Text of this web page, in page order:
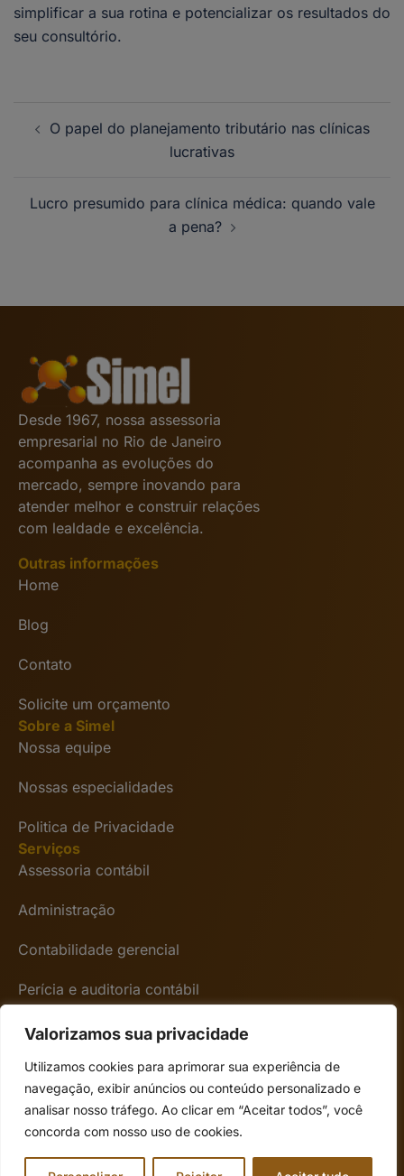
Valorizamos sua privacidade
Utilizamos cookies para aprimorar sua experiência de
navegação, exibir anúncios ou conteúdo personalizado e
analisar nosso tráfego. Ao clicar em “Aceitar todos”, você
concorda com nosso uso de cookies.
simplificar a sua rotina e potencializar os resultados do
seu consultório.
O papel do planejamento tributário nas clínicas
lucrativas
Lucro presumido para clínica médica: quando vale
a pena?
Desde 1967, nossa assessoria
empresarial no Rio de Janeiro
acompanha as evoluções do
mercado, sempre inovando para
atender melhor e construir relações
com lealdade e excelência.
Outras informações
Home
Blog
Contato
Solicite um orçamento
Sobre a Simel
Nossa equipe
Nossas especialidades
Politica de Privacidade
Serviços
Assessoria contábil
Administração
Contabilidade gerencial
Perícia e auditoria contábil
Avenida Presidente Vargas 3131 6º andar – Rio
Seg a Sex das 08:00 às 18:00
(21) 98152-8029
contato@simel.com.br